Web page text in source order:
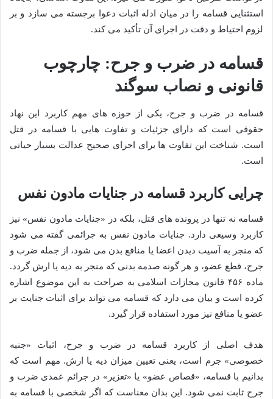
استثنایی قسامه را در میان ادله اثبات دعوا برجسته می سازد و بر
لزوم احتیاط و دقت در اجرای آن تأکید می کند.
قسامه در ضرب و جرح: چارچوب
قانونی و نصاب سوگند
قسامه در ضرب و جرح، یکی از حوزه های مهم کاربرد این نهاد
حقوقی است که دارای جزئیات و تفاوت هایی با قسامه در قتل
است. شناخت این تفاوت ها برای اجرای صحیح عدالت بسیار حیاتی
است.
چرایی کاربرد قسامه در جنایات مادون نفس
قسامه نه تنها در پرونده های قتل، بلکه در «جنایات مادون نفس» نیز
کاربرد وسیعی دارد. جنایات مادون نفس به جرائمی گفته می شود
که منجر به آسیب دیدن اعضا یا منافع بدن می شود، از جمله ضرب و
جرح، قطع عضو، و هر گونه صدمه بدنی که منجر به دیه یا ارش گردد.
ماده ۴۵۶ قانون مجازات اسلامی به صراحت به این موضوع اشاره
کرده است و بیان می دارد که قسامه می تواند برای اثبات جنایت بر
عضو یا منافع نیز مورد استفاده قرار گیرد.
هدف اصلی از کاربرد قسامه در ضرب و جرح، اثبات «جنبه
خصوصی» جرم است، یعنی تعیین میزان دیه یا ارش. مهم است که
بدانیم با قسامه، «قصاص عضو» یا «تعزیر» در جرائم عمدی ضرب و
جرح ثابت نمی شود. این بدان معناست که اگر شخصی با قسامه به